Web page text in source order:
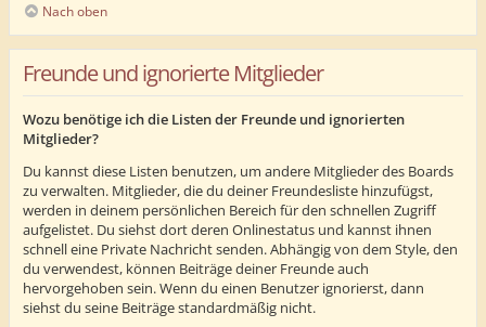
Nach oben
Freunde und ignorierte Mitglieder
Wozu benötige ich die Listen der Freunde und ignorierten
Mitglieder?
Du kannst diese Listen benutzen, um andere Mitglieder des Boards
zu verwalten. Mitglieder, die du deiner Freundesliste hinzufügst,
werden in deinem persönlichen Bereich für den schnellen Zugriff
aufgelistet. Du siehst dort deren Onlinestatus und kannst ihnen
schnell eine Private Nachricht senden. Abhängig von dem Style, den
du verwendest, können Beiträge deiner Freunde auch
hervorgehoben sein. Wenn du einen Benutzer ignorierst, dann
siehst du seine Beiträge standardmäßig nicht.